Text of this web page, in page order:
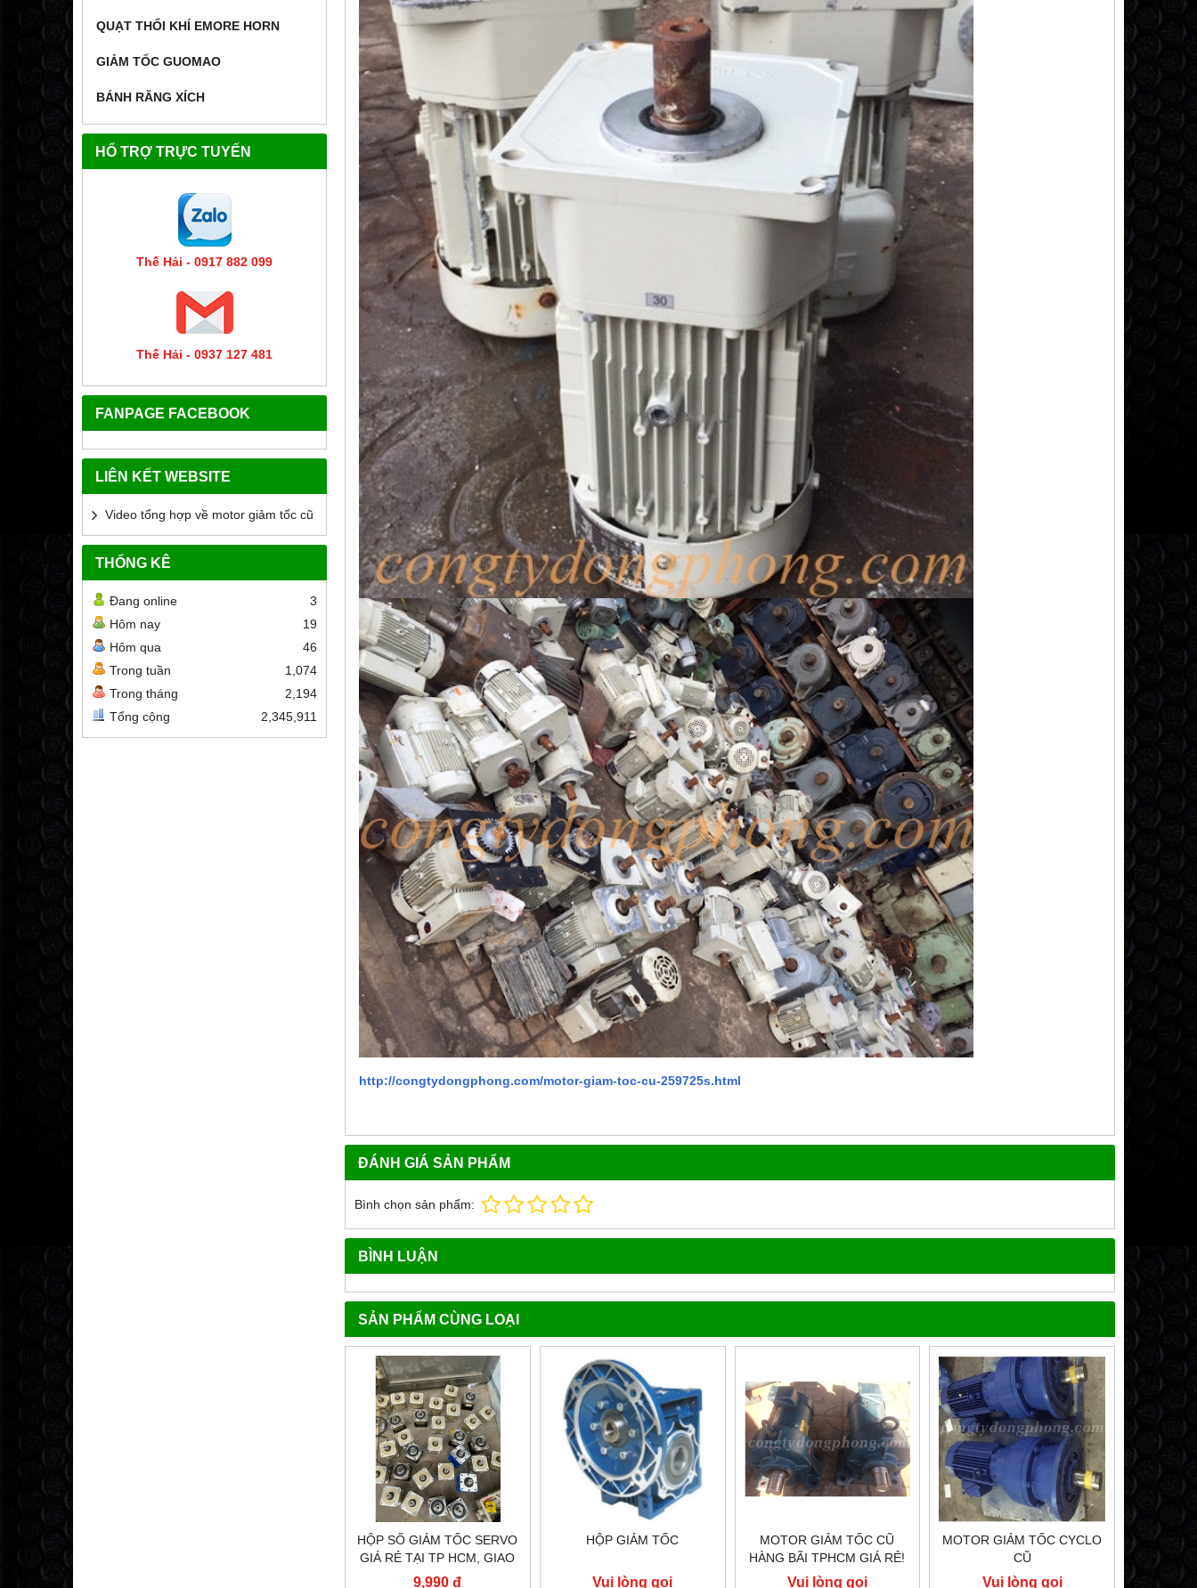
QUẠT THỔI KHÍ EMORE HORN
GIẢM TỐC GUOMAO
BÁNH RĂNG XÍCH
HỔ TRỢ TRỰC TUYẾN
Thế Hải - 0917 882 099
Thế Hải - 0937 127 481
FANPAGE FACEBOOK
LIÊN KẾT WEBSITE
Video tổng hợp về motor giảm tốc cũ
THỐNG KÊ
Đang online
3
Hôm nay
19
Hôm qua
46
Trong tuần
1,074
Trong tháng
2,194
Tổng cộng
2,345,911
http://congtydongphong.com/motor-giam-toc-cu-259725s.html
ĐÁNH GIÁ SẢN PHẨM
Bình chọn sản phẩm:
BÌNH LUẬN
SẢN PHẨM CÙNG LOẠI
HỘP SỐ GIẢM TỐC SERVO
GIÁ RẺ TẠI TP HCM, GIAO
HÀNG TOÀN QUỐC NHANH
9,990 đ
HỘP GIẢM TỐC
Vui lòng gọi
MOTOR GIẢM TỐC CŨ
HÀNG BÃI TPHCM GIÁ RẺ!
Vui lòng gọi
MOTOR GIẢM TỐC CYCLO
CŨ
Vui lòng gọi